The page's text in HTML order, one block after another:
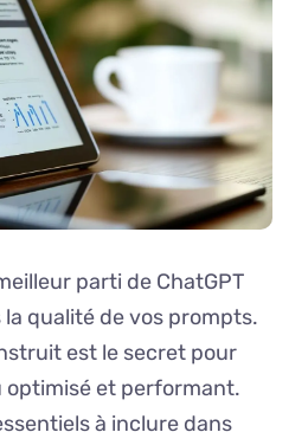
parti de ChatGPT
la qualité de vos prompts.
est le secret pour
et performant.
à inclure dans